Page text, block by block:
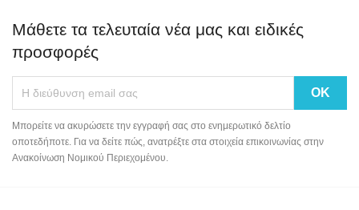
Μάθετε τα τελευταία νέα μας και ειδικές
προσφορές
Μπορείτε να ακυρώσετε την εγγραφή σας στο ενημερωτικό δελτίο
οποτεδήποτε. Για να δείτε πώς, ανατρέξτε στα στοιχεία επικοινωνίας στην
Ανακοίνωση Νομικού Περιεχομένου.